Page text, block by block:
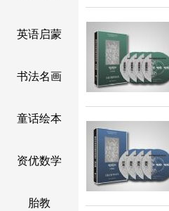
英语启蒙
书法名画
童话绘本
资优数学
胎教